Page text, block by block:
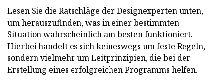
Lesen Sie die Ratschläge der Designexperten unten,
um herauszufinden, was in einer bestimmten
Situation wahrscheinlich am besten funktioniert.
Hierbei handelt es sich keineswegs um feste Regeln,
sondern vielmehr um Leitprinzipien, die bei der
Erstellung eines erfolgreichen Programms helfen.